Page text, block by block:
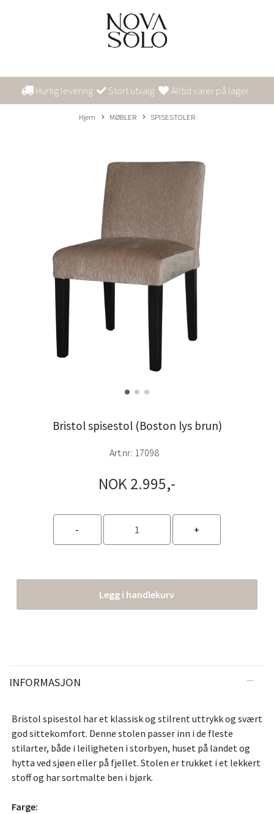
Hurtig levering Stort utvalg Alltid varer på lager
Hjem MØBLER SPISESTOLER
Bristol spisestol (Boston lys brun)
Art.nr: 17098
NOK 2.995,-
Legg i handlekurv
INFORMASJON
Bristol spisestol har et klassisk og stilrent uttrykk og svært
god sittekomfort. Denne stolen passer inn i de fleste
stilarter, både i leiligheten i storbyen, huset på landet og
hytta ved sjøen eller på fjellet. Stolen er trukket i et lekkert
stoff og har sortmalte ben i bjørk.
Farge: